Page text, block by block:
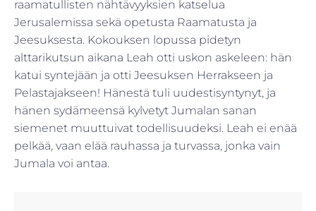
raamatullisten nähtävyyksien katselua
Jerusalemissa sekä opetusta Raamatusta ja
Jeesuksesta. Kokouksen lopussa pidetyn
alttarikutsun aikana Leah otti uskon askeleen: hän
katui syntejään ja otti Jeesuksen Herrakseen ja
Pelastajakseen! Hänestä tuli uudestisyntynyt, ja
hänen sydämeensä kylvetyt Jumalan sanan
siemenet muuttuivat todellisuudeksi. Leah ei enää
pelkää, vaan elää rauhassa ja turvassa, jonka vain
Jumala voi antaa.